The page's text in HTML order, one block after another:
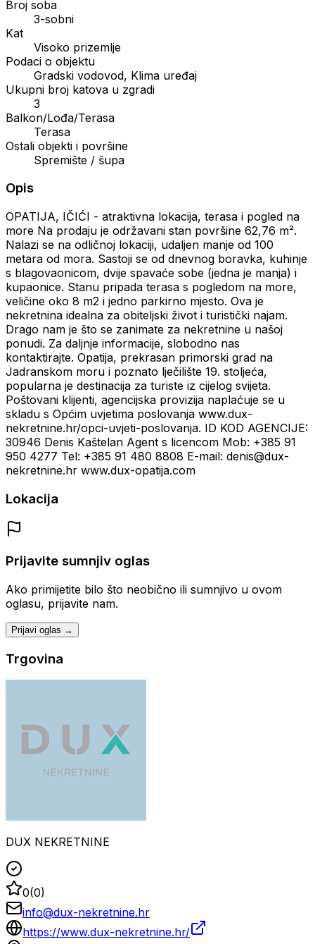
Broj soba
3-sobni
Kat
Visoko prizemlje
Podaci o objektu
Gradski vodovod, Klima uređaj
Ukupni broj katova u zgradi
3
Balkon/Lođa/Terasa
Terasa
Ostali objekti i površine
Spremište / šupa
Opis
OPATIJA, IČIĆI - atraktivna lokacija, terasa i pogled na
more Na prodaju je održavani stan površine 62,76 m².
Nalazi se na odličnoj lokaciji, udaljen manje od 100
metara od mora. Sastoji se od dnevnog boravka, kuhinje
s blagovaonicom, dvije spavaće sobe (jedna je manja) i
kupaonice. Stanu pripada terasa s pogledom na more,
veličine oko 8 m2 i jedno parkirno mjesto. Ova je
nekretnina idealna za obiteljski život i turistički najam.
Drago nam je što se zanimate za nekretnine u našoj
ponudi. Za daljnje informacije, slobodno nas
kontaktirajte. Opatija, prekrasan primorski grad na
Jadranskom moru i poznato lječilište 19. stoljeća,
popularna je destinacija za turiste iz cijelog svijeta.
Poštovani klijenti, agencijska provizija naplaćuje se u
skladu s Općim uvjetima poslovanja www.dux-
nekretnine.hr/opci-uvjeti-poslovanja. ID KOD AGENCIJE:
30946 Denis Kaštelan Agent s licencom Mob: +385 91
950 4277 Tel: +385 91 480 8808 E-mail: denis@dux-
nekretnine.hr www.dux-opatija.com
Lokacija
Prijavite sumnjiv oglas
Ako primijetite bilo što neobično ili sumnjivo u ovom
oglasu, prijavite nam.
Prijavi oglas →
Trgovina
DUX NEKRETNINE
0(0)
info@dux-nekretnine.hr
https://www.dux-nekretnine.hr/